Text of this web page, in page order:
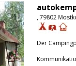
, 79802
Der